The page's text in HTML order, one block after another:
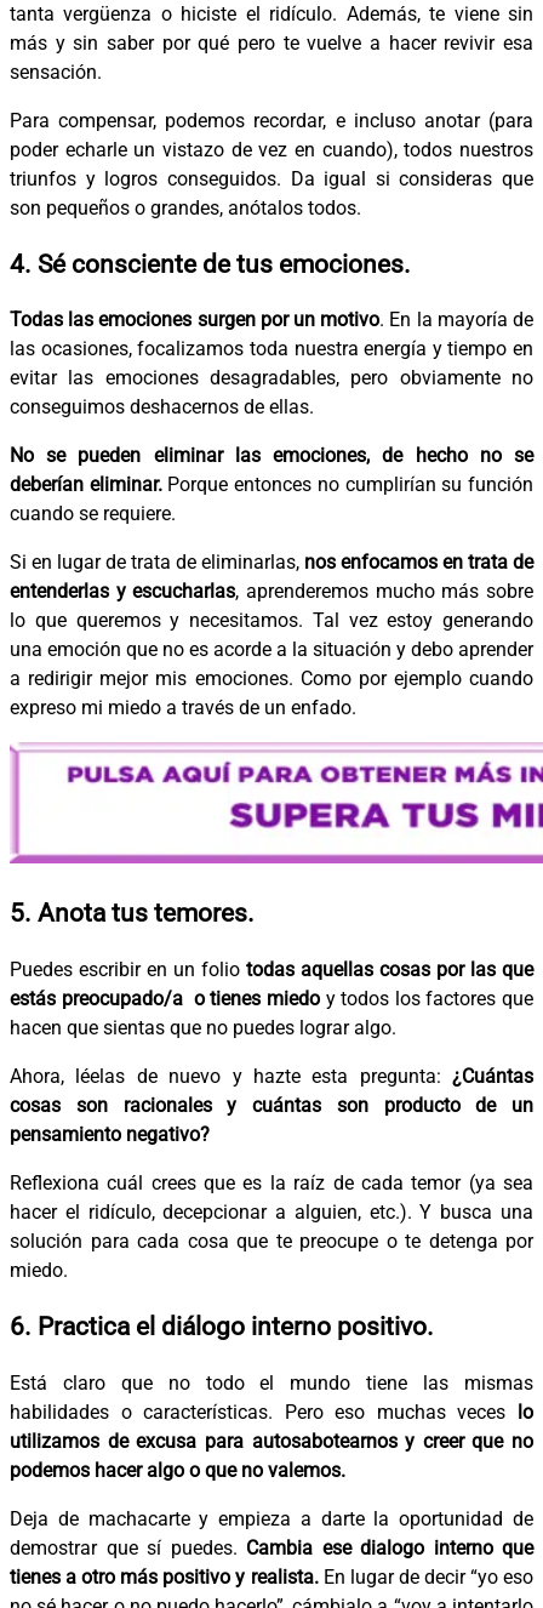
tanta vergüenza o hiciste el ridículo. Además, te viene sin
más y sin saber por qué pero te vuelve a hacer revivir esa
sensación.
Para compensar, podemos recordar, e incluso anotar (para
poder echarle un vistazo de vez en cuando), todos nuestros
triunfos y logros conseguidos. Da igual si consideras que
son pequeños o grandes, anótalos todos.
4. Sé consciente de tus emociones.
Todas las emociones surgen por un motivo. En la mayoría de
las ocasiones, focalizamos toda nuestra energía y tiempo en
evitar las emociones desagradables, pero obviamente no
conseguimos deshacernos de ellas.
No se pueden eliminar las emociones, de hecho no se
deberían eliminar.Porque entonces no cumplirían su función
cuando se requiere.
Si en lugar de trata de eliminarlas, nos enfocamos en trata de
entenderlas y escucharlas, aprenderemos mucho más sobre
lo que queremos y necesitamos. Tal vez estoy generando
una emoción que no es acorde a la situación y debo aprender
a redirigir mejor mis emociones. Como por ejemplo cuando
expreso mi miedo a través de un enfado.
5. Anota tus temores.
Puedes escribir en un folio todas aquellas cosas por las que
estás preocupado/a o tienes miedo y todos los factores que
hacen que sientas que no puedes lograr algo.
Ahora, léelas de nuevo y hazte esta pregunta: ¿Cuántas
cosas son racionales y cuántas son producto de un
pensamiento negativo?
Reflexiona cuál crees que es la raíz de cada temor (ya sea
hacer el ridículo, decepcionar a alguien, etc.). Y busca una
solución para cada cosa que te preocupe o te detenga por
miedo.
6. Practica el diálogo interno positivo.
Está claro que no todo el mundo tiene las mismas
habilidades o características. Pero eso muchas veces lo
utilizamos de excusa para autosabotearnos y creer que no
podemos hacer algo o que no valemos.
Deja de machacarte y empieza a darte la oportunidad de
demostrar que sí puedes. Cambia ese dialogo interno que
tienes a otro más positivo y realista.En lugar de decir “yo eso